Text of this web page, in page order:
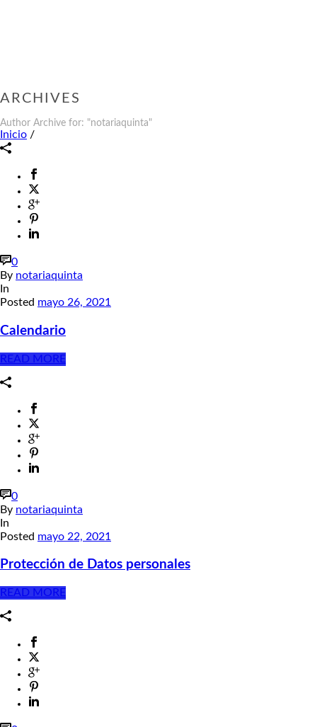
ARCHIVES
Author Archive for: "notariaquinta"
Inicio /
0
By notariaquinta
In
Posted mayo 26, 2021
Calendario
READ MORE
0
By notariaquinta
In
Posted mayo 22, 2021
Protección de Datos personales
READ MORE